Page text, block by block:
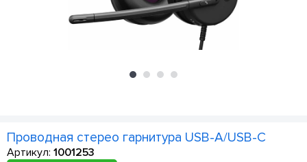
Проводная стерео гарнитура USB-A/USB-C
Артикул: 1001253